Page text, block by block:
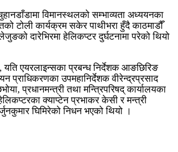
विमानस्थलको सम्भाव्यता अध्ययनका
टोली कार्यक्रम सकेर पाथीभरा हुँदै काठमाडौँ
दारेभिरमा हेलिकप्टर दुर्घटनामा परेको थियो
यति एयरलाइन्सका प्रबन्ध निर्देशक आङछिरिङ
प्राधिकरणका उपमहानिर्देशक वीरेन्द्रप्रसाद
प्रधानमन्त्री तथा मन्त्रिपरिषद् कार्यालयका
क्याप्टेन प्रभाकर केसी र मन्त्री
घिमिरेको निधन भएको थियो ।